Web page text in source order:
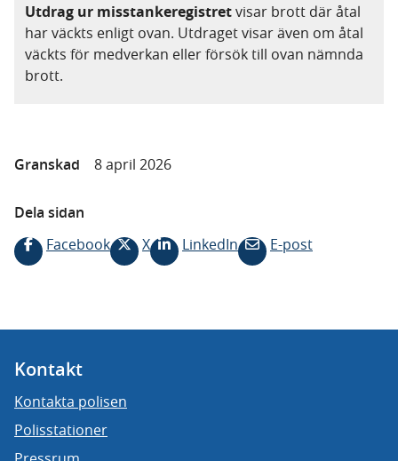
Utdrag ur misstankeregistretvisar brott där åtal
har väckts enligt ovan. Utdraget visar även om åtal
väckts för medverkan eller försök till ovan nämnda
brott.
Granskad 8 april 2026
Dela sidan
Facebook
X LinkedIn E-post
Kontakt
Kontakta polisen
Polisstationer